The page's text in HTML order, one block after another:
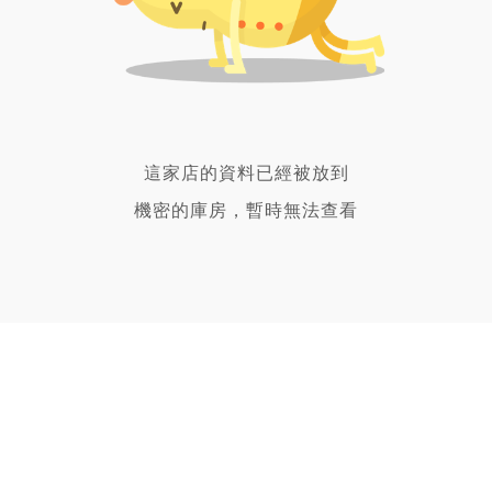
這家店的資料已經被放到
機密的庫房，暫時無法查看